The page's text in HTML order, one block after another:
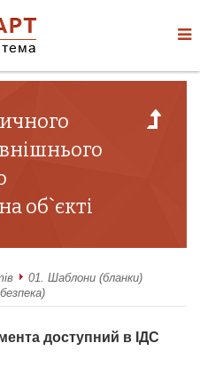
об`єкті
01. Шаблони (бланки)
доступний в ІДС